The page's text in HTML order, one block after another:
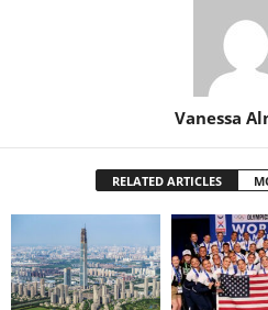
Vanessa
RELATED ARTICLES